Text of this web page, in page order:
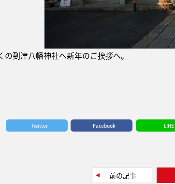
の到津八幡神社へ新年のご挨拶へ。
Twitter Facebook LINE
前の記事